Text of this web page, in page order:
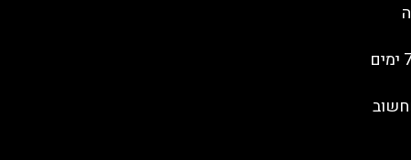
קמפניה פאס: ארטקארד 3 – 7 ימים